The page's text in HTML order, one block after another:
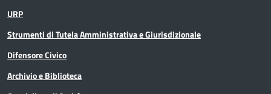
Terremoto
URP
Strumenti di Tutela Amministrativa e Giurisdizionale
Difensore Civico
Archivio e Biblioteca